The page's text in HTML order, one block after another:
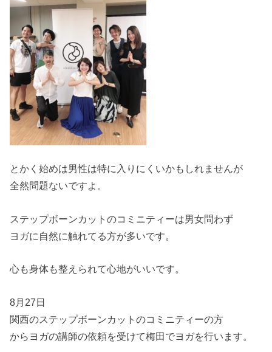
とかく始めは男性は特に入りにくいかもしれませんが
全然問題ないですよ。
ステップボーンカットのコミニティーは男女問わず
ヨガに自然に触れてる方が多いです。
心も身体も整えられて心地がいいです。
8月27日
関西のステップボーンカットのコミニティーの方
からヨガの講師の依頼を受けて梅田でヨガを行います。